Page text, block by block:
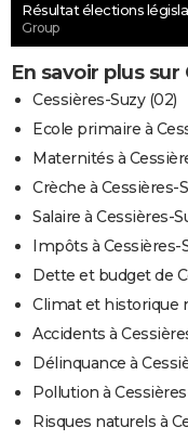
Résultat élections
Group
En savoir plus sur
Cessières-Suzy (02)
Ecole primaire à
Maternités à
Crèche à Cessières-
Salaire à Cessières-
Impôts à Cessières-
Dette et budget de
Climat et historique
Accidents à
Délinquance à
Pollution à
Risques naturels à